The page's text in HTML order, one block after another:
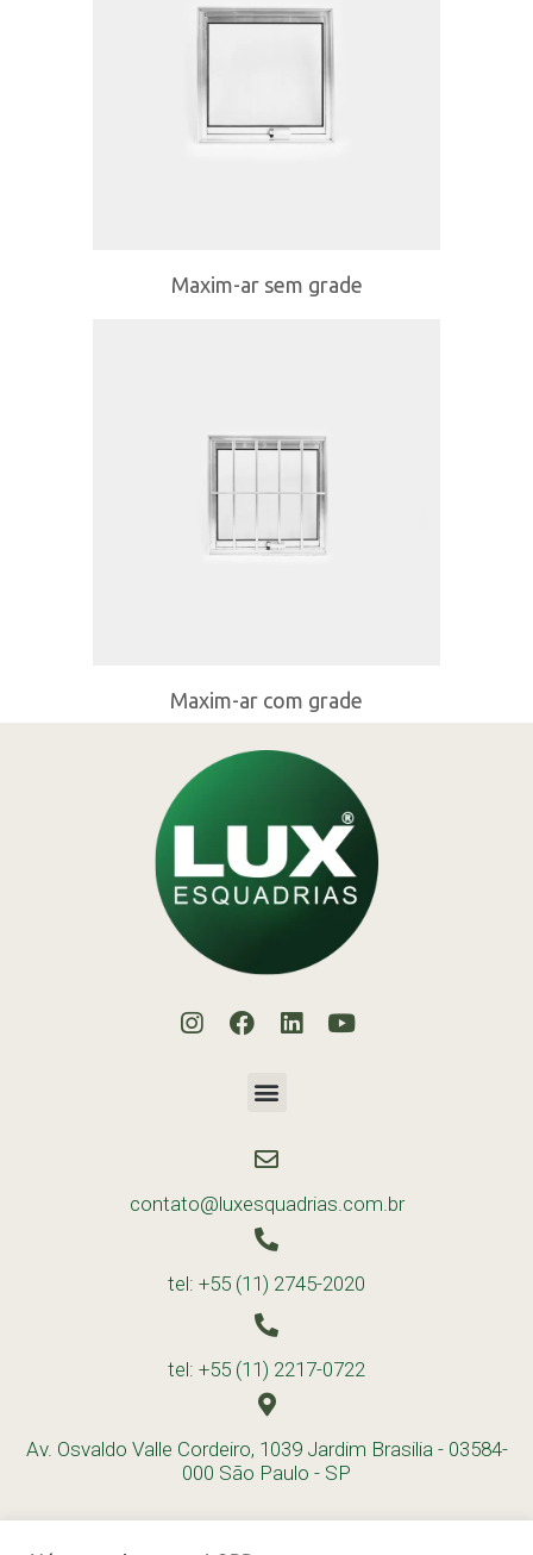
Maxim-ar sem grade
Maxim-ar com grade
contato@luxesquadrias.com.br
tel: +55 (11) 2745-2020
tel: +55 (11) 2217-0722
Av. Osvaldo Valle Cordeiro, 1039 Jardim Brasilia - 03584-
000 São Paulo - SP